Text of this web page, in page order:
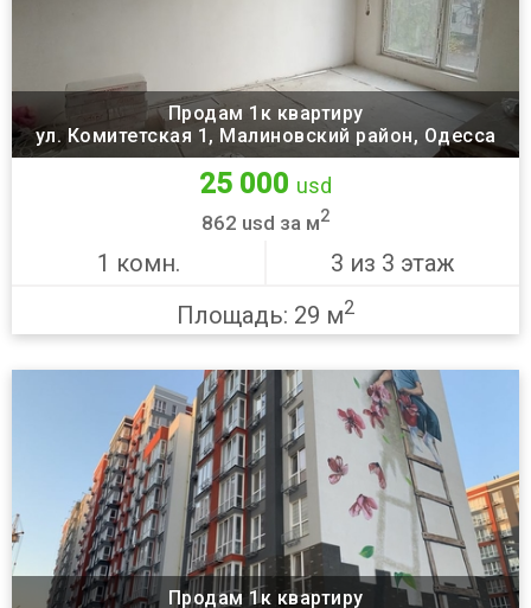
Продам 1к квартиру
ул. Комитетская 1, Малиновский район, Одесса
25 000 usd
862 usd за м2
1 комн.
3 из 3 этаж
Площадь: 29 м2
Продам 1к квартиру